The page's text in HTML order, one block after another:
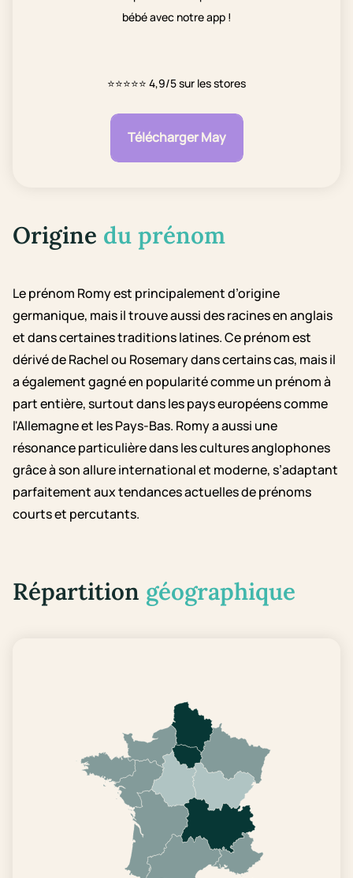
bébé avec notre app !
⭐⭐⭐⭐⭐ 4,9/5 sur les stores
Télécharger May
Origine du prénom
Le prénom Romy est principalement d’origine
germanique, mais il trouve aussi des racines en anglais
et dans certaines traditions latines. Ce prénom est
dérivé de Rachel ou Rosemary dans certains cas, mais il
a également gagné en popularité comme un prénom à
part entière, surtout dans les pays européens comme
l'Allemagne et les Pays-Bas. Romy a aussi une
résonance particulière dans les cultures anglophones
grâce à son allure international et moderne, s’adaptant
parfaitement aux tendances actuelles de prénoms
courts et percutants.
Répartition géographique